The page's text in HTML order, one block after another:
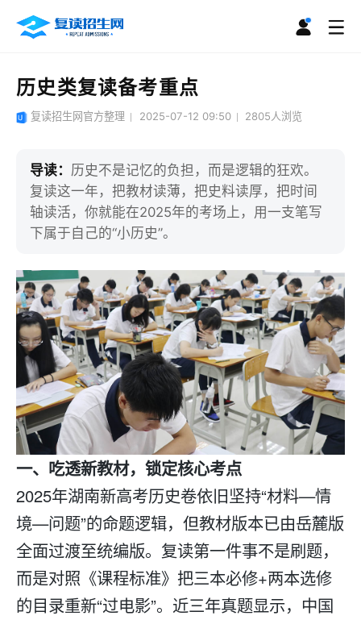
历史类复读备考重点
复读招生网官方整理 2025-07-12 09:50 2805人浏览
导读： 历史不是记忆的负担，而是逻辑的狂欢。
复读这一年，把教材读薄，把史料读厚，把时间
轴读活，你就能在2025年的考场上，用一支笔写
下属于自己的“小历史”。
一、吃透新教材，锁定核心考点
2025年湖南新高考历史卷依旧坚持“材料—情
境—问题”的命题逻辑，但教材版本已由岳麓版
全面过渡至统编版。 复读第一件事不是刷题，
而是对照《课程标准》把三本必修+两本选修
的目录重新“过电影”。近三年真题显示，中国